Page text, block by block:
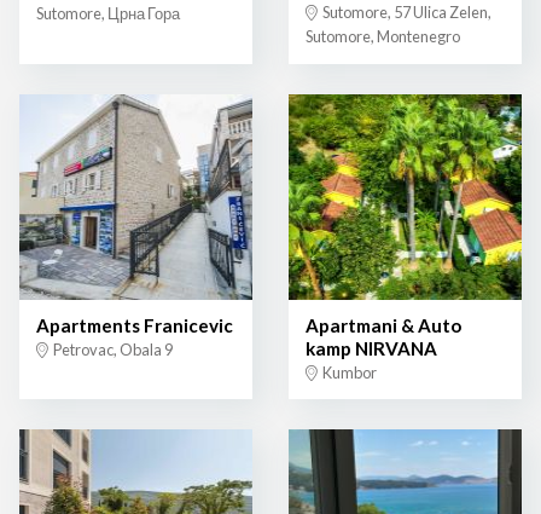
Sutomore, Црна Гора
Sutomore, 57 Ulica Zelen,
Sutomore, Montenegro
Apartments Franicevic
Petrovac, Obala 9
Apartmani & Auto
kamp NIRVANA
Kumbor